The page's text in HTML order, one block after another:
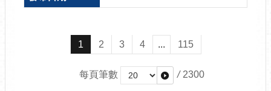
1 2 3 4 ... 115
每頁筆數 / 2300